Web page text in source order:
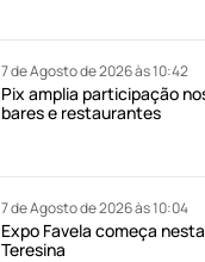
7 de Agosto de 2026 às 10:42
Pix amplia participação
bares e restaurantes
7 de Agosto de 2026 às 10:04
Expo Favela começa
Teresina